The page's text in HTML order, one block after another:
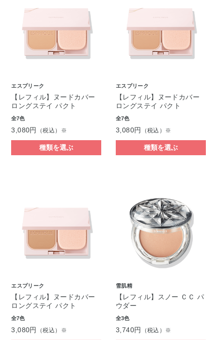
エスプリーク
【レフィル】ヌードカバー
ロングステイ パクト
全7色
3,080円 （税込）※
種類を選ぶ
エスプリーク
【レフィル】ヌードカバー
ロングステイ パクト
全7色
3,080円 （税込）※
種類を選ぶ
エスプリーク
【レフィル】ヌードカバー
ロングステイ パクト
全7色
3,080円 （税込）※
雪肌精
【レフィル】スノー ＣＣ パ
ウダー
全3色
3,740円 （税込）※